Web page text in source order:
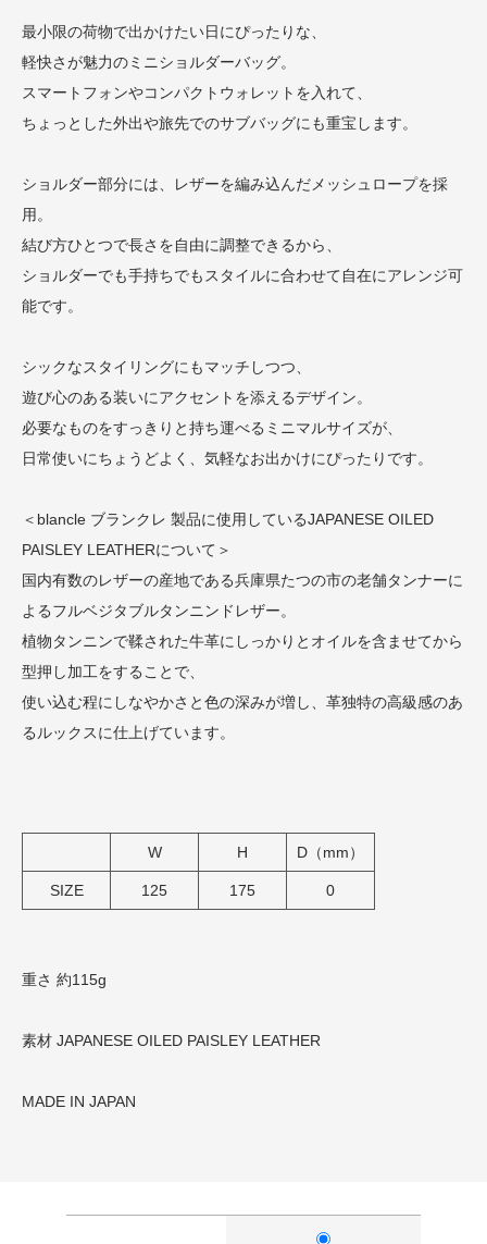
最小限の荷物で出かけたい日にぴったりな、
軽快さが魅力のミニショルダーバッグ。
スマートフォンやコンパクトウォレットを入れて、
ちょっとした外出や旅先でのサブバッグにも重宝します。
ショルダー部分には、レザーを編み込んだメッシュロープを採
用。
結び方ひとつで長さを自由に調整できるから、
ショルダーでも手持ちでもスタイルに合わせて自在にアレンジ可
能です。
シックなスタイリングにもマッチしつつ、
遊び心のある装いにアクセントを添えるデザイン。
必要なものをすっきりと持ち運べるミニマルサイズが、
日常使いにちょうどよく、気軽なお出かけにぴったりです。
＜blancle ブランクレ 製品に使用しているJAPANESE OILED
PAISLEY LEATHERについて＞
国内有数のレザーの産地である兵庫県たつの市の老舗タンナーに
よるフルベジタブルタンニンドレザー。
植物タンニンで鞣された牛革にしっかりとオイルを含ませてから
型押し加工をすることで、
使い込む程にしなやかさと色の深みが増し、革独特の高級感のあ
るルックスに仕上げています。
W H D（mm）
SIZE 125 175 0
重さ 約115g
素材 JAPANESE OILED PAISLEY LEATHER
MADE IN JAPAN